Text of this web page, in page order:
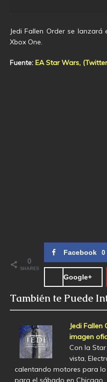
Jedi Fallen Order se
Xbox One.
Fuente: EA Star Wars,
0
SHARES
Facebook 0
Google+
También te Puede
Jedi Fallen
imagen
Con la
vista,
calentando motores para
para el sábado en Chicago.…